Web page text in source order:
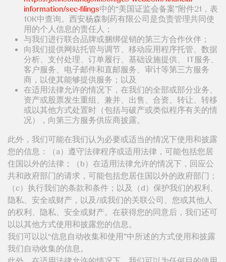
information/sec-filings中的“美国证监会备案”附件21，表
10K中查询。西安杨森制药有限公司是负责管理共同使
用的个人信息的责任人；
与我们进行联合品牌或捆绑促销的第三方合作伙伴；
向我们提供网站托管与调节、移动应用程序托管、数据
分析、支付处理、订单履行、基础设施提供、 IT服务、
客户服务、电子邮件和直邮服务、审计等第三方服务
商，以使其能够提供服务；以及
在适用法律允许的情况下，在我们的全部或部分业务、
资产或股票发生重组、兼并、出售、合资、转让、转移
或以其他方式处置时（包括与破产或类似程序有关的情
况），向第三方服务供应商披露。
此外，我们可能在我们认为必要或适当的情况下使用和披露
您的信息：（a）遵守法律程序或适用法律，可能包括您居
住国以外的法律；（b）在适用法律允许的情况下，回应公
共和政府部门的请求，可能包括您居住国以外的政府部门；
（c）执行我们的条款和条件；以及（d）保护我们的权利、
隐私、安全或财产，以及/或我们的关联公司、您或其他人
的权利、隐私、安全或财产。在获得您的同意后，我们还可
以以其他方式使用和披露您的信息。
我们可以以“信息自动收集和使用”中所述的方式使用和披露
我们自动收集的信息。